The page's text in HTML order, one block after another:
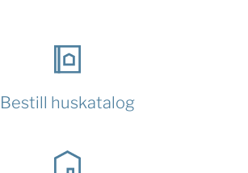
Bestill huskatalog